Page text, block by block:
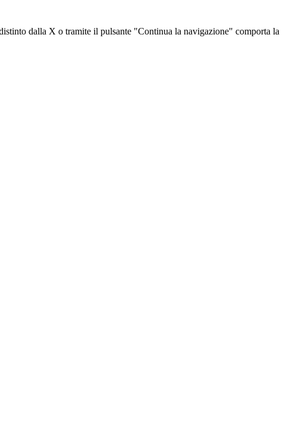
dalla X o tramite il pulsante "Continua la navigazione" comporta la